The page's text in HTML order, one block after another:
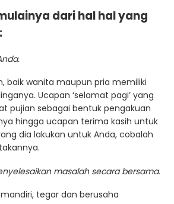
dari hal hal yang
baik wanita maupun pria memiliki
Ucapan ‘selamat pagi’ yang
pujian sebagai bentuk pengakuan
hingga ucapan terima kasih untuk
dia lakukan untuk Anda, cobalah
masalah secara bersama.
tegar dan berusaha